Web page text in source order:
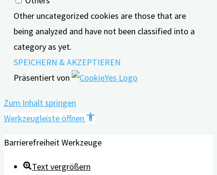
Other uncategorized cookies are those that are
being analyzed and have not been classified into a
category as yet.
SPEICHERN & AKZEPTIEREN
Präsentiert von
Zum Inhalt springen
Werkzeugleiste öffnen
Barrierefreiheit Werkzeuge
Text vergrößern